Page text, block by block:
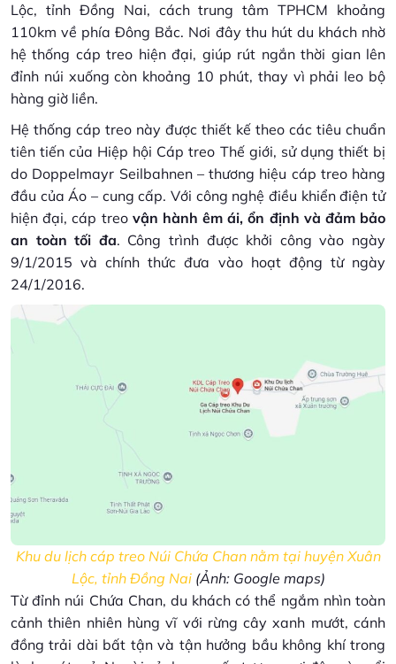
Lộc, tỉnh Đồng Nai, cách trung tâm TPHCM khoảng
110km về phía Đông Bắc. Nơi đây thu hút du khách nhờ
hệ thống cáp treo hiện đại, giúp rút ngắn thời gian lên
đỉnh núi xuống còn khoảng 10 phút, thay vì phải leo bộ
hàng giờ liền.
Hệ thống cáp treo này được thiết kế theo các tiêu chuẩn
tiên tiến của Hiệp hội Cáp treo Thế giới, sử dụng thiết bị
do Doppelmayr Seilbahnen – thương hiệu cáp treo hàng
đầu của Áo – cung cấp. Với công nghệ điều khiển điện tử
hiện đại, cáp treo vận hành êm ái, ổn định và đảm bảo
an toàn tối đa. Công trình được khởi công vào ngày
9/1/2015 và chính thức đưa vào hoạt động từ ngày
24/1/2016.
Khu du lịch cáp treo Núi Chứa Chan nằm tại huyện Xuân
Lộc, tỉnh Đồng Nai(Ảnh: Google maps)
Từ đỉnh núi Chứa Chan, du khách có thể ngắm nhìn toàn
cảnh thiên nhiên hùng vĩ với rừng cây xanh mướt, cánh
đồng trải dài bất tận và tận hưởng bầu không khí trong